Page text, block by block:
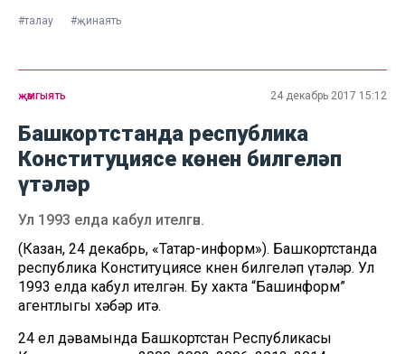
#талау #җинаять
җәмгыять 24 декабрь 2017 15:12
Башкортстанда республика
Конституциясе көнен билгеләп
үтәләр
Ул 1993 елда кабул ителгән.
(Казан, 24 декабрь, «Татар-информ»). Башкортстанда
республика Конституциясе көнен билгеләп үтәләр. Ул
1993 елда кабул ителгән. Бу хакта “Башинформ”
агентлыгы хәбәр итә.
24 ел дәвамында Башкортстан Республикасы